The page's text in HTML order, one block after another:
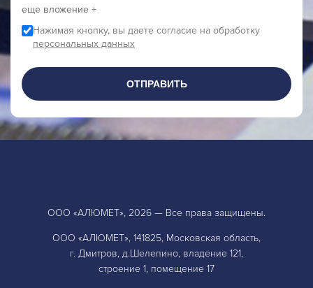
еще вложение +
Нажимая кнопку, вы даете согласие на обработку
персональных данных
ОТПРАВИТЬ
ООО «АЛЮМЕТ», 2026 — Все права защищены.
ООО «АЛЮМЕТ», 141825, Московская область,
г. Дмитров, д.Шелепино, владение 121,
строение 1, помещение 17